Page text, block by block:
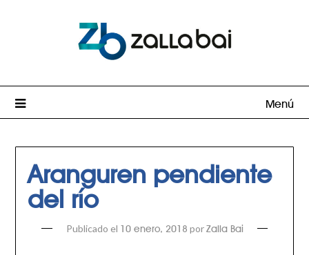
Menú
Aranguren pendiente
del río
Publicado el 10 enero, 2018 por Zalla Bai